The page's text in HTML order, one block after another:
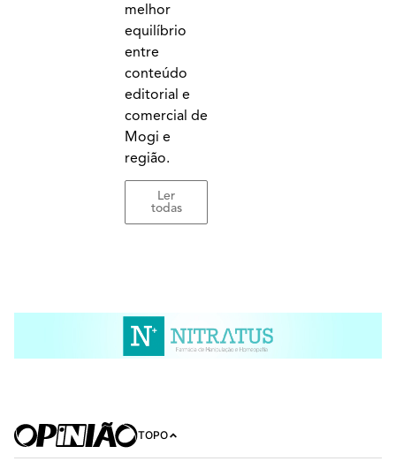
melhor
equilíbrio
entre
conteúdo
editorial e
comercial de
Mogi e
região.
Ler
todas
TOPO